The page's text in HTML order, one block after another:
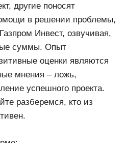
другие поносят
в решении проблемы,
Инвест, озвучивая,
суммы. Опыт
оценки являются
мнения – ложь,
успешного проекта.
разберемся, кто из